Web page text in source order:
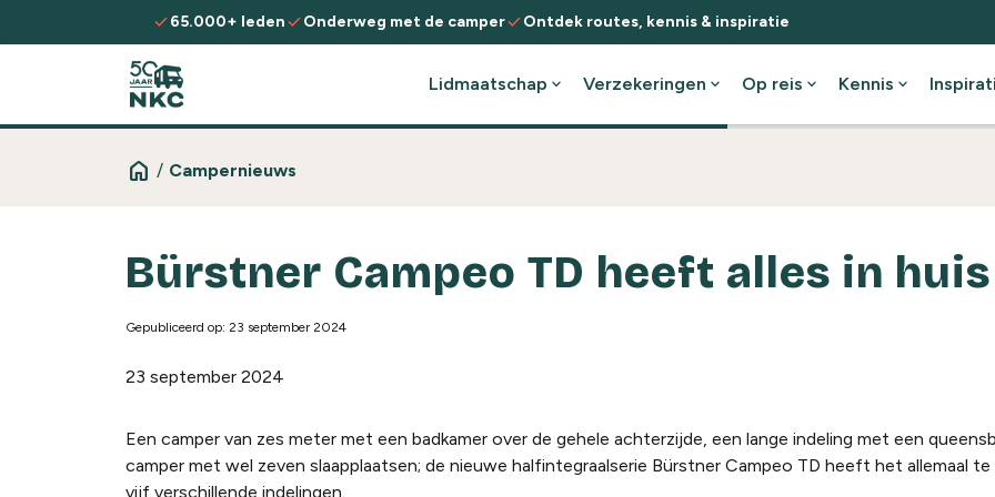
Spring naar de inhoud
check65.000+ ledencheckOnderweg met de campercheckOntdek routes, kennis & inspiratie
Lidmaatschap expand_more Verzekeringen expand_more Op reis expand_more Kennis expand_more
home / Campernieuws
Bürstner Campeo TD heeft alles in huis
Gepubliceerd op: 23 september 2024
23 september 2024
Een camper van zes meter met een badkamer over de gehele achterzijde, een lange indeling met een
camper met wel zeven slaapplaatsen; de nieuwe halfintegraalserie Bürstner Campeo TD heeft het allemaal te
vijf verschillende indelingen.